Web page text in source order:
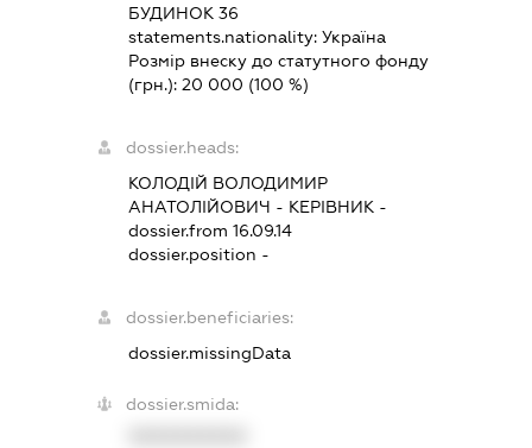
БУДИНОК 36
statements.nationality:Україна
Розмір внеску до статутного фонду
(грн.):20 000 (100 %)
dossier.heads:
КОЛОДІЙ ВОЛОДИМИР
АНАТОЛІЙОВИЧ - КЕРІВНИК -
dossier.from 16.09.14
dossier.position -
dossier.beneficiaries:
dossier.missingData
dossier.smida: